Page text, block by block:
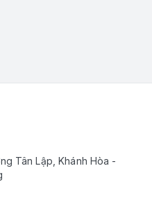
Tân Lập, Khánh Hòa -